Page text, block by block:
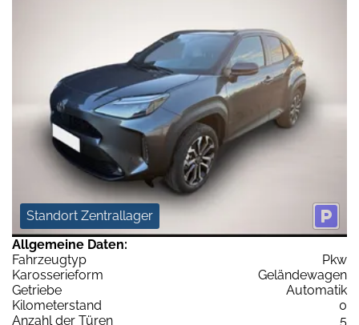
Standort Zentrallager
Allgemeine Daten:
Fahrzeugtyp
Pkw
Karosserieform
Geländewagen
Getriebe
Automatik
Kilometerstand
0
Anzahl der Türen
5